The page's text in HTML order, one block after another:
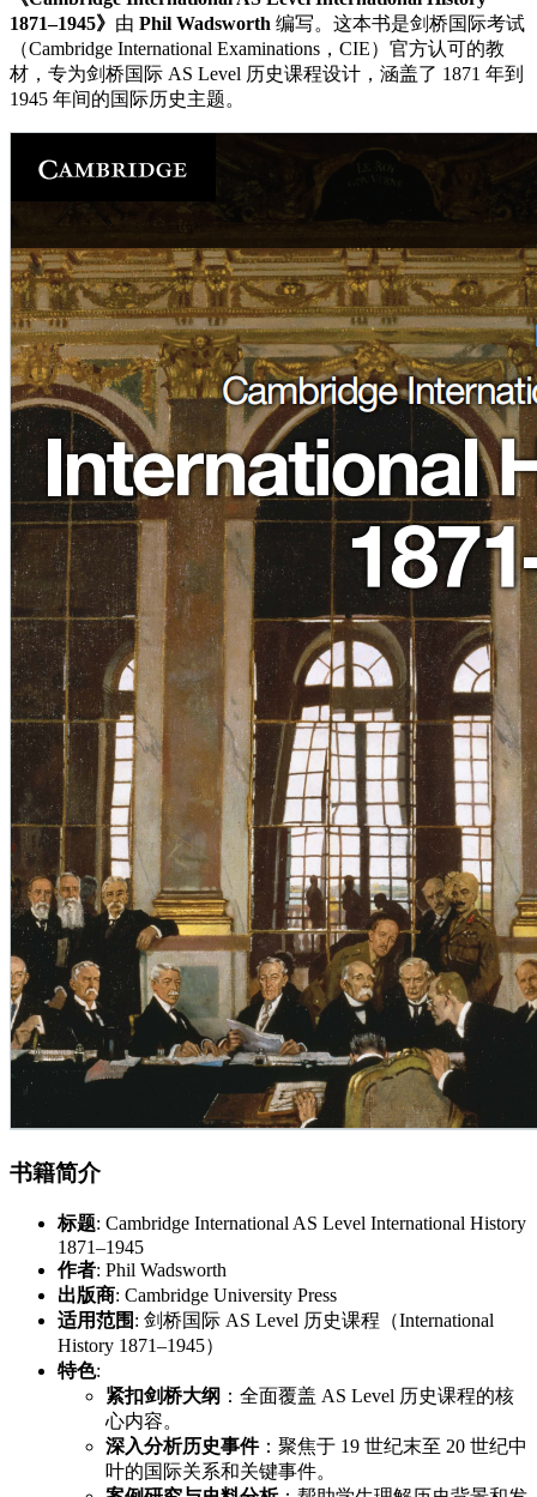
1871–1945》 由 Phil Wadsworth 编写。这本书是剑桥国际考试
（Cambridge International Examinations，CIE）官方认可的教
材，专为剑桥国际 AS Level 历史课程设计，涵盖了 1871 年到
1945 年间的国际历史主题。
书籍简介
标题: Cambridge International AS Level International History
1871–1945
作者: Phil Wadsworth
出版商: Cambridge University Press
适用范围 : 剑桥国际 AS Level 历史课程（International
History 1871–1945）
特色:
紧扣剑桥大纲 ：全面覆盖 AS Level 历史课程的核
心内容。
深入分析历史事件：聚焦于 19 世纪末至 20 世纪中
叶的国际关系和关键事件。